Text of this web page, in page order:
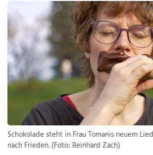
Schokolade steht in Frau Tomanis neuem
nach Frieden. (Foto: Reinhard Zach)